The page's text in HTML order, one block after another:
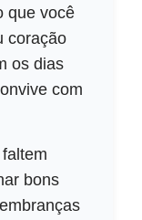
que você
coração
os dias
com
bons